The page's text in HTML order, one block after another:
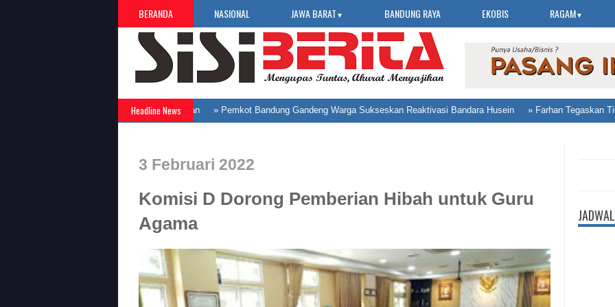
BERANDA NASIONAL JAWA BARAT ▼ BANDUNG RAYA EKOBIS RAGAM▼
Headline News
3.019 Lowongan Kerja dari 30 Perusahaan »Pemkot Bandung Gandeng Warga Sukseskan Reaktivasi Bandara Husein »Farhan Tegaskan Tiga
3 Februari 2022
Komisi D Dorong Pemberian Hibah untuk Guru
Agama